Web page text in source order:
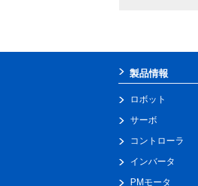
製品情報
ロボット
サーボ
コントローラ
インバータ
PMモータ